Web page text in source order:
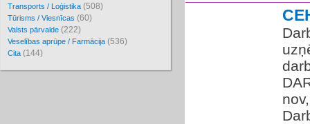
Transports / Loģistika (508)
Tūrisms / Viesnīcas (60)
Valsts pārvalde (222)
Veselības aprūpe / Farmācija (536)
Cita (144)